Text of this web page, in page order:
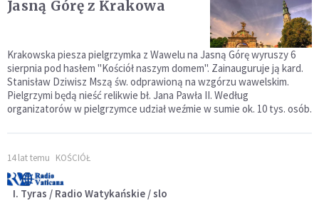
Jasną Górę z Krakowa
Krakowska piesza pielgrzymka z Wawelu na Jasną Górę wyruszy 6
sierpnia pod hasłem "Kościół naszym domem". Zainauguruje ją kard.
Stanisław Dziwisz Mszą św. odprawioną na wzgórzu wawelskim.
Pielgrzymi będą nieść relikwie bł. Jana Pawła II. Według
organizatorów w pielgrzymce udział weźmie w sumie ok. 10 tys. osób.
14 lat temu KOŚCIÓŁ
I. Tyras / Radio Watykańskie / slo